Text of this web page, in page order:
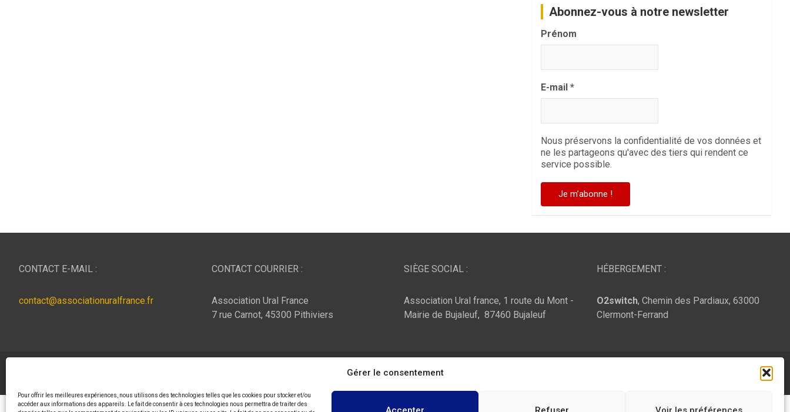
Gérer le consentement
Pour offrir les meilleures expériences, nous utilisons des technologies telles que les cookies pour stocker et/ou
accéder aux informations des appareils. Le fait de consentir à ces technologies nous permettra de traiter des
Abonnez-vous à notre newsletter
Prénom
E-mail*
Nous préservons la confidentialité de vos données et
ne les partageons qu'avec des tiers qui rendent ce
service possible.
CONTACT E-MAIL :
contact@associationuralfrance.fr
CONTACT COURRIER :
Association Ural France
7 rue Carnot, 45300 Pithiviers
SIÈGE SOCIAL :
Association Ural france, 1 route du Mont -
Mairie de Bujaleuf, 87460 Bujaleuf
HÉBERGEMENT :
O2switch, Chemin des Pardiaux, 63000
Clermont-Ferrand
Fièrement propulsé par :